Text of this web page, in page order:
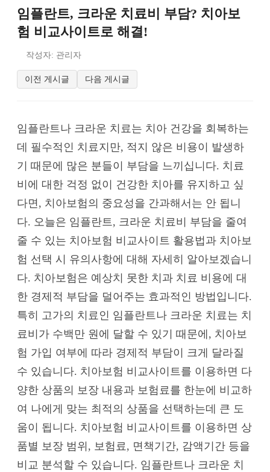
임플란트, 크라운 치료비 부담? 치아보
험 비교사이트로 해결!
작성자: 관리자
이전 게시글 다음 게시글
임플란트나 크라운 치료는 치아 건강을 회복하는
데 필수적인 치료지만, 적지 않은 비용이 발생하
기 때문에 많은 분들이 부담을 느끼십니다. 치료
비에 대한 걱정 없이 건강한 치아를 유지하고 싶
다면, 치아보험의 중요성을 간과해서는 안 됩니
다. 오늘은 임플란트, 크라운 치료비 부담을 줄여
줄 수 있는 치아보험 비교사이트 활용법과 치아보
험 선택 시 유의사항에 대해 자세히 알아보겠습니
다. 치아보험은 예상치 못한 치과 치료 비용에 대
한 경제적 부담을 덜어주는 효과적인 방법입니다.
특히 고가의 치료인 임플란트나 크라운 치료는 치
료비가 수백만 원에 달할 수 있기 때문에, 치아보
험 가입 여부에 따라 경제적 부담이 크게 달라질
수 있습니다. 치아보험 비교사이트를 이용하면 다
양한 상품의 보장 내용과 보험료를 한눈에 비교하
여 나에게 맞는 최적의 상품을 선택하는데 큰 도
움이 됩니다. 치아보험 비교사이트를 이용하면 상
품별 보장 범위, 보험료, 면책기간, 감액기간 등을
비교 분석할 수 있습니다. 임플란트나 크라운 치